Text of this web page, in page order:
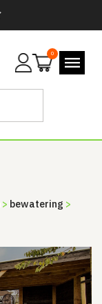
Mijn
0
> bewatering >